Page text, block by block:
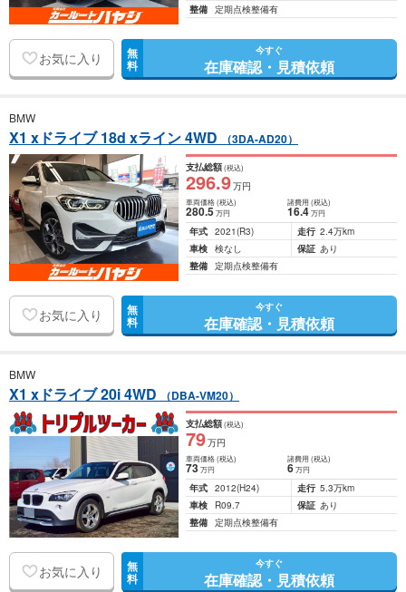
整備 定期点検整備有
お気に入り 無
料
今すぐ
在庫確認・見積依頼
BMW
X1 xドライブ 18d xライン 4WD （3DA-AD20）
支払総額(税込)
296.9万円
車両価格(税込)
280.5万円
諸費用 (税込)
16.4 万円
年式 2021(R3) 走行 2.4万km
車検 検なし 保証 あり
整備 定期点検整備有
お気に入り 無
料
今すぐ
在庫確認・見積依頼
BMW
X1 xドライブ 20i 4WD （DBA-VM20）
支払総額(税込)
79万円
車両価格(税込)
73万円
諸費用 (税込)
6 万円
年式 2012(H24) 走行 5.3万km
車検
R09.7 保証 あり
整備 定期点検整備有
お気に入り 無
料
今すぐ
在庫確認・見積依頼